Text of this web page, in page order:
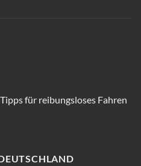
für reibungsloses Fahren